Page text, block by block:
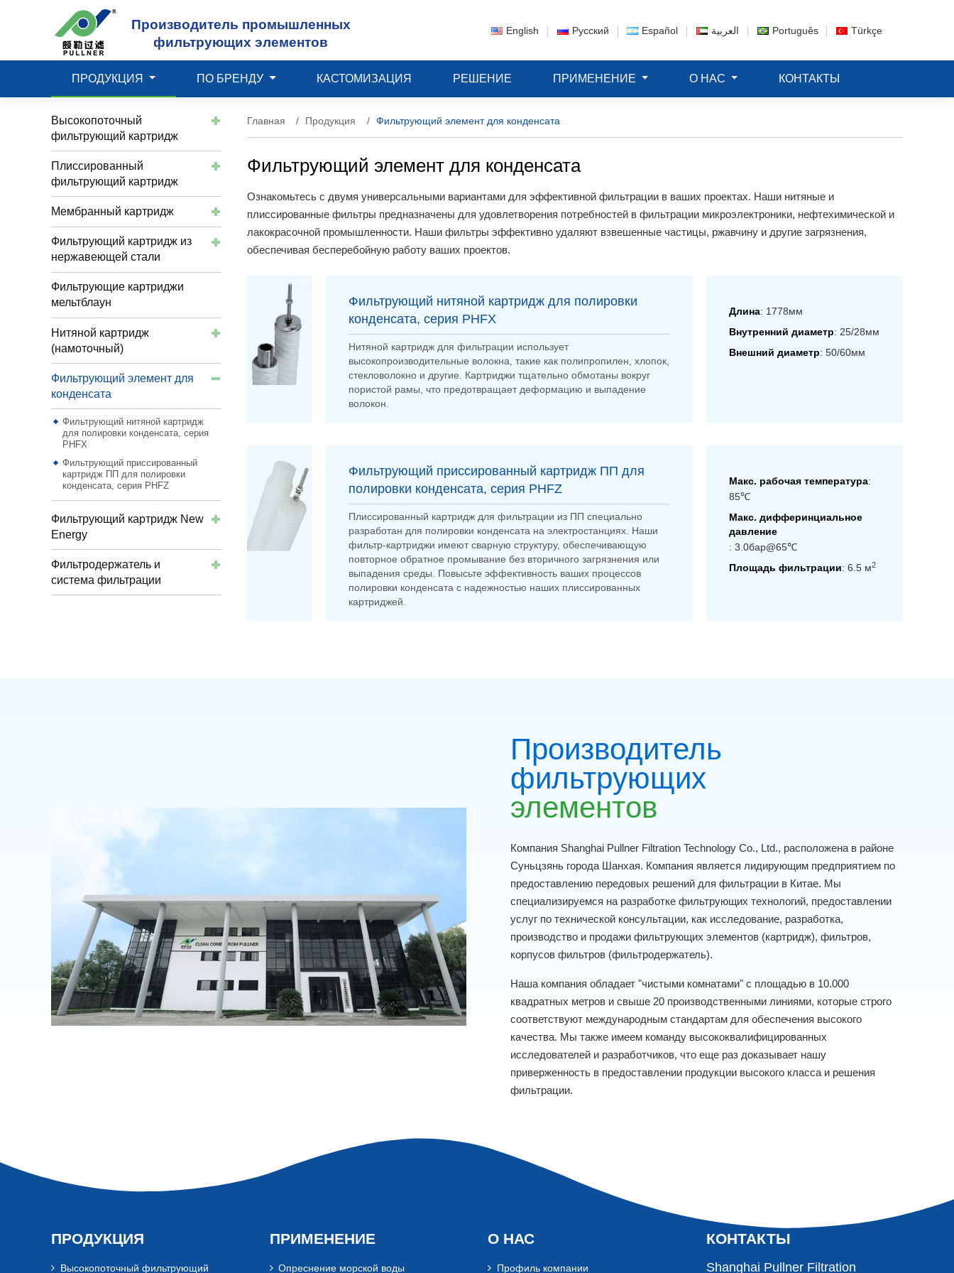
Производитель промышленных
фильтрующих элементов
English Русский Español العربية Português Türkçe
ПРОДУКЦИЯ ПО БРЕНДУ КАСТОМИЗАЦИЯ РЕШЕНИЕ ПРИМЕНЕНИЕ О НАС КОНТАКТЫ
Главная Продукция Фильтрующий элемент для конденсата
Фильтрующий элемент для конденсата
Ознакомьтесь с двумя универсальными вариантами для эффективной фильтрации в ваших проектах. Наши нитяные и
плиссированные фильтры предназначены для удовлетворения потребностей в фильтрации микроэлектроники, нефтехимической и
лакокрасочной промышленности. Наши фильтры эффективно удаляют взвешенные частицы, ржавчину и другие загрязнения,
обеспечивая бесперебойную работу ваших проектов.
Фильтрующий нитяной картридж для полировки
конденсата, серия PHFX
Нитяной картридж для фильтрации использует
высокопроизводительные волокна, такие как полипропилен, хлопок,
стекловолокно и другие. Картриджи тщательно обмотаны вокруг
пористой рамы, что предотвращает деформацию и выпадение
волокон.
Длина: 1778мм
Внутренний диаметр: 25/28мм
Внешний диаметр: 50/60мм
Фильтрующий приссированный картридж ПП для
полировки конденсата, серия PHFZ
Плиссированный картридж для фильтрации из ПП специально
разработан для полировки конденсата на электростанциях. Наши
фильтр-картриджи имеют сварную структуру, обеспечивающую
повторное обратное промывание без вторичного загрязнения или
выпадения среды. Повысьте эффективность ваших процессов
полировки конденсата с надежностью наших плиссированных
картриджей.
Макс. рабочая температура:
85℃
Макс. дифферинциальное
давление
: 3.0бар@65℃
Площадь фильтрации: 6.5 м2
Высокопоточный
фильтрующий картридж
Плиссированный
фильтрующий картридж
Мембранный картридж
Фильтрующий картридж из
нержавеющей стали
Фильтрующие картриджи
мельтблаун
Нитяной картридж
(намоточный)
Фильтрующий элемент для
конденсата
Фильтрующий нитяной картридж
для полировки конденсата, серия
PHFX
Фильтрующий приссированный
картридж ПП для полировки
конденсата, серия PHFZ
Фильтрующий картридж New
Energy
Фильтродержатель и
система фильтрации
Производитель
фильтрующих
элементов
Компания Shanghai Pullner Filtration Technology Co., Ltd., расположена в районе
Суньцзянь города Шанхая. Компания является лидирующим предприятием по
предоставлению передовых решений для фильтрации в Китае. Мы
специализируемся на разработке фильтрующих технологий, предоставлении
услуг по технической консультации, как исследование, разработка,
производство и продажи фильтрующих элементов (картридж), фильтров,
корпусов фильтров (фильтродержатель).
Наша компания обладает "чистыми комнатами" с площадью в 10.000
квадратных метров и свыше 20 производственными линиями, которые строго
соответствуют международным стандартам для обеспечения высокого
качества. Мы также имеем команду высококвалифицированных
исследователей и разработчиков, что еще раз доказывает нашу
приверженность в предоставлении продукции высокого класса и решения
фильтрации.
ПРОДУКЦИЯ
Высокопоточный фильтрующий
ПРИМЕНЕНИЕ
Опреснение морской воды
О НАС
Профиль компании
КОНТАКТЫ
Shanghai Pullner Filtration